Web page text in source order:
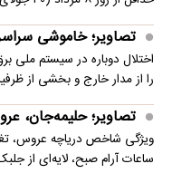
تصاویر؛ خاموشی
اختلال دوباره در سیستم ملی
را از مدار خارج و بخشی از
تصاویر؛ حلیمه‌جان،
ویژگی شاخص دریاچه عروس،
ساعات آرام صبح، لایه‌ای از